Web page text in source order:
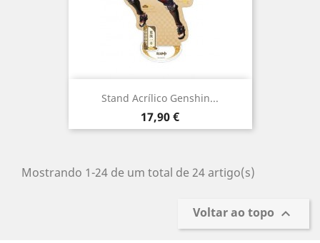
Stand Acrílico Genshin...
Preço
17,90 €
Mostrando 1-24 de um total de 24 artigo(s)
Voltar ao topo 